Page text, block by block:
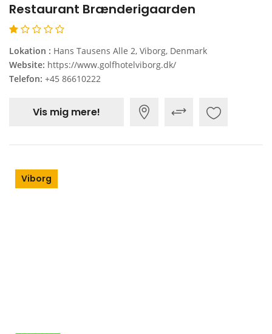
Restaurant Brænderigaarden
Lokation : Hans Tausens Alle 2, Viborg, Denmark
Website: https://www.golfhotelviborg.dk/
Telefon: +45 86610222
Vis mig mere!
Viborg